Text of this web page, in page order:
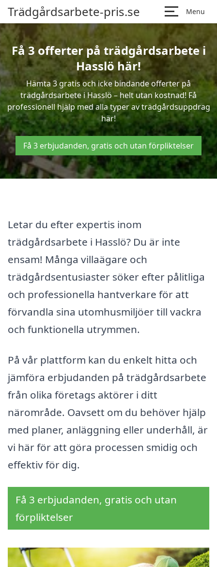
Trädgårdsarbete-pris.se Menu
Få 3 offerter på trädgårdsarbete i
Hasslö här!
Hämta 3 gratis och icke bindande offerter på
trädgårdsarbete i Hasslö – helt utan kostnad! Få
professionell hjälp med alla typer av trädgårdsuppdrag
här!
Få 3 erbjudanden, gratis och utan förpliktelser
Letar du efter expertis inom
trädgårdsarbete i Hasslö? Du är inte
ensam! Många villaägare och
trädgårdsentusiaster söker efter pålitliga
och professionella hantverkare för att
förvandla sina utomhusmiljöer till vackra
och funktionella utrymmen.
På vår plattform kan du enkelt hitta och
jämföra erbjudanden på trädgårdsarbete
från olika företags aktörer i ditt
närområde. Oavsett om du behöver hjälp
med planer, anläggning eller underhåll, är
vi här för att göra processen smidig och
effektiv för dig.
Få 3 erbjudanden, gratis och utan
förpliktelser